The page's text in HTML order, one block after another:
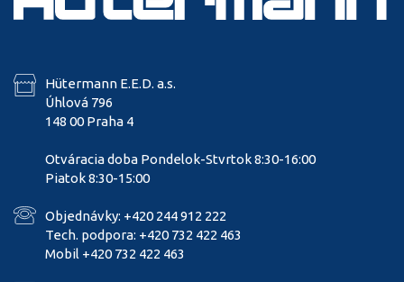
Hütermann E.E.D. a.s.
Úhlová 796
148 00 Praha 4
Otváracia doba Pondelok-Stvrtok 8:30-16:00
Piatok 8:30-15:00
Objednávky: +420 244 912 222
Tech. podpora: +420 732 422 463
Mobil +420 732 422 463